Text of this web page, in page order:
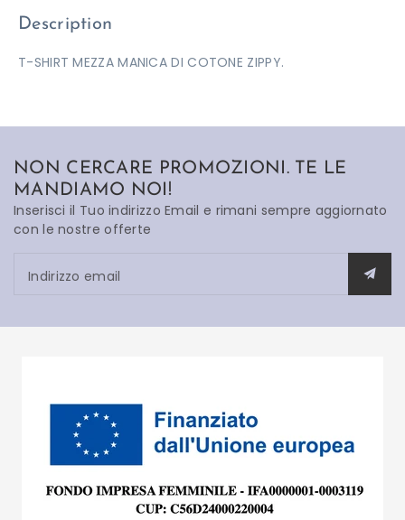
Description
T-SHIRT MEZZA MANICA DI COTONE ZIPPY.
NON CERCARE PROMOZIONI. TE LE
MANDIAMO NOI!
Inserisci il Tuo indirizzo Email e rimani sempre aggiornato
con le nostre offerte
Indirizzo email